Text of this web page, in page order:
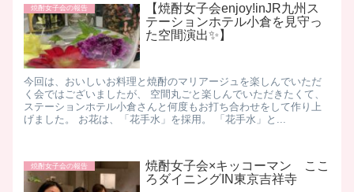
焼酎女子会の報告
【焼酎女子会enjoy!inJR九州ス
テーションホテル小倉を見守っ
た空間演出✨】
今回は、おいしいお料理と焼酎のマリアージュを楽しんでいただ
く会ではございましたが、 空間丸ごと楽しんでいただきたくて、
ステーションホテル小倉さんと何度もお打ち合わせをして作り上
げました。 お花は、「花手水」を採用。 「花手水」と...
焼酎女子会の報告
焼酎女子会×キッコーマン ここ
ろダイニングIN東京吉祥寺